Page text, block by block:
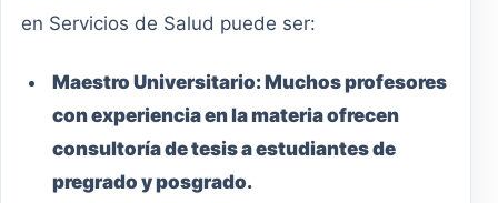
en Servicios de Salud puede ser:
MaestroUniversitario:Muchos profesores
con experiencia en la materia ofrecen
consultoría de tesis a estudiantes de
pregrado y posgrado.